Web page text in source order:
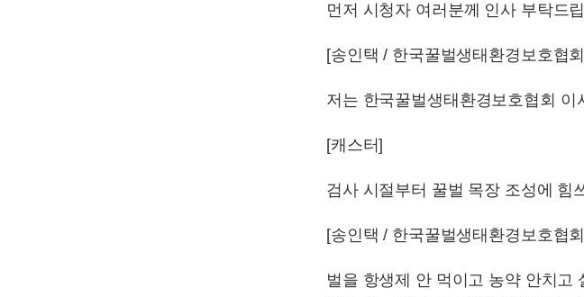
먼저 시청자 여러분께 인사 부탁드
[송인택 / 한국꿀벌생태환경보호협
저는 한국꿀벌생태환경보호협회
[캐스터]
검사 시절부터 꿀벌 목장 조성에 힘
[송인택 / 한국꿀벌생태환경보호협
벌을 항생제 안 먹이고 농약 안치고